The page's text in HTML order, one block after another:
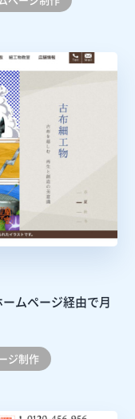
ムページ経由で月
ジ制作